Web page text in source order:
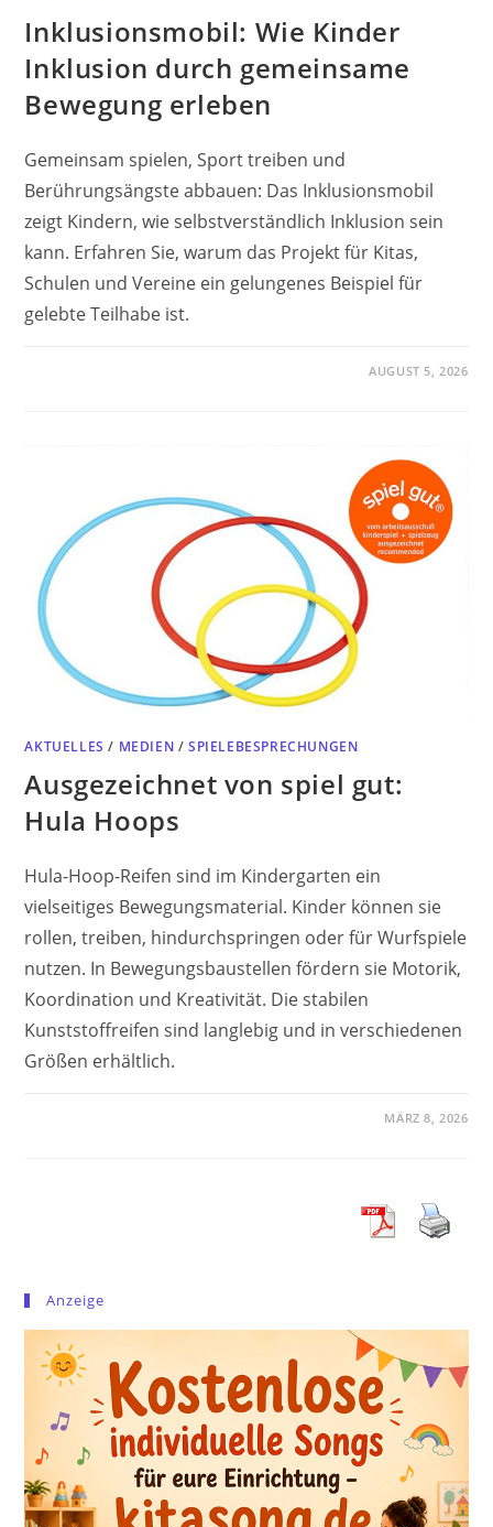
Inklusionsmobil: Wie Kinder
Inklusion durch gemeinsame
Bewegung erleben
Gemeinsam spielen, Sport treiben und
Berührungsängste abbauen: Das Inklusionsmobil
zeigt Kindern, wie selbstverständlich Inklusion sein
kann. Erfahren Sie, warum das Projekt für Kitas,
Schulen und Vereine ein gelungenes Beispiel für
gelebte Teilhabe ist.
AUGUST 5, 2026
AKTUELLES / MEDIEN /SPIELEBESPRECHUNGEN
Ausgezeichnet von spiel gut:
Hula Hoops
Hula-Hoop-Reifen sind im Kindergarten ein
vielseitiges Bewegungsmaterial. Kinder können sie
rollen, treiben, hindurchspringen oder für Wurfspiele
nutzen. In Bewegungsbaustellen fördern sie Motorik,
Koordination und Kreativität. Die stabilen
Kunststoffreifen sind langlebig und in verschiedenen
Größen erhältlich.
MÄRZ 8, 2026
Anzeige